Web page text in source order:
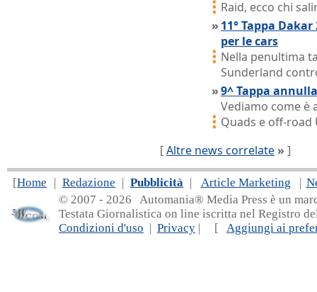
Raid, ecco chi
» 11° Tappa
per le cars
Nella penultima
Sunderland
»9^ Tappa
Vediamo come è
Quads e off-road
[Altre news correlate » ]
[Home | Redazione | Pubblicità | Article Marketing |
© 2007 - 2026 Automania® Media Press è un
Testata Giornalistica on line iscritta nel Registro
Condizioni d'uso | Privacy | [ Aggiungi ai